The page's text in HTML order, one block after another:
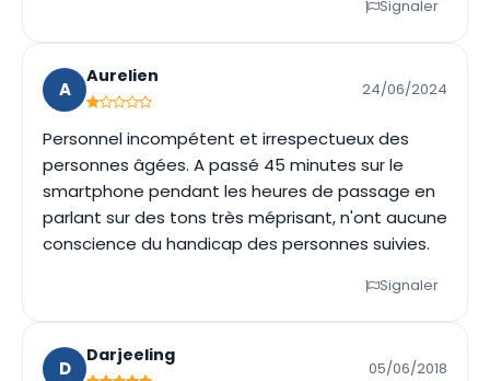
Signaler
A
Aurelien
24/06/2024
Personnel incompétent et irrespectueux des
personnes âgées. A passé 45 minutes sur le
smartphone pendant les heures de passage en
parlant sur des tons très méprisant, n'ont aucune
conscience du handicap des personnes suivies.
Signaler
D
Darjeeling
05/06/2018